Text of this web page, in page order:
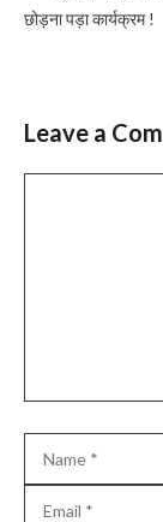
छोड़ना पड़ा कार्यक्रम !
Leave a